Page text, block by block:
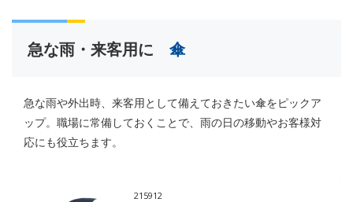
急な雨・来客用に 傘
急な雨や外出時、来客用として備えておきたい傘をピックア
ップ。職場に常備しておくことで、雨の日の移動やお客様対
応にも役立ちます。
215912